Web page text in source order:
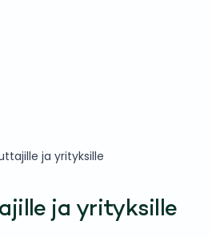
ja yrityksille
ja yrityksille